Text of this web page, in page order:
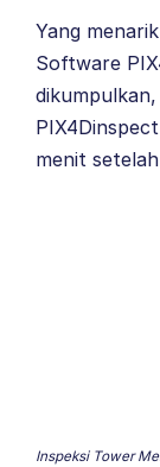
Yang
Software
menit
Inspeksi Tower